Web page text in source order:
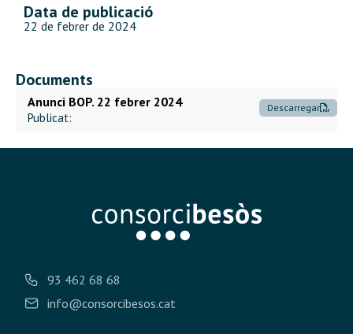
Data de publicació
22 de febrer de 2024
Documents
Anunci BOP. 22 febrer 2024 Descarregar
Publicat:
93 462 68 68
info@consorcibesos.cat